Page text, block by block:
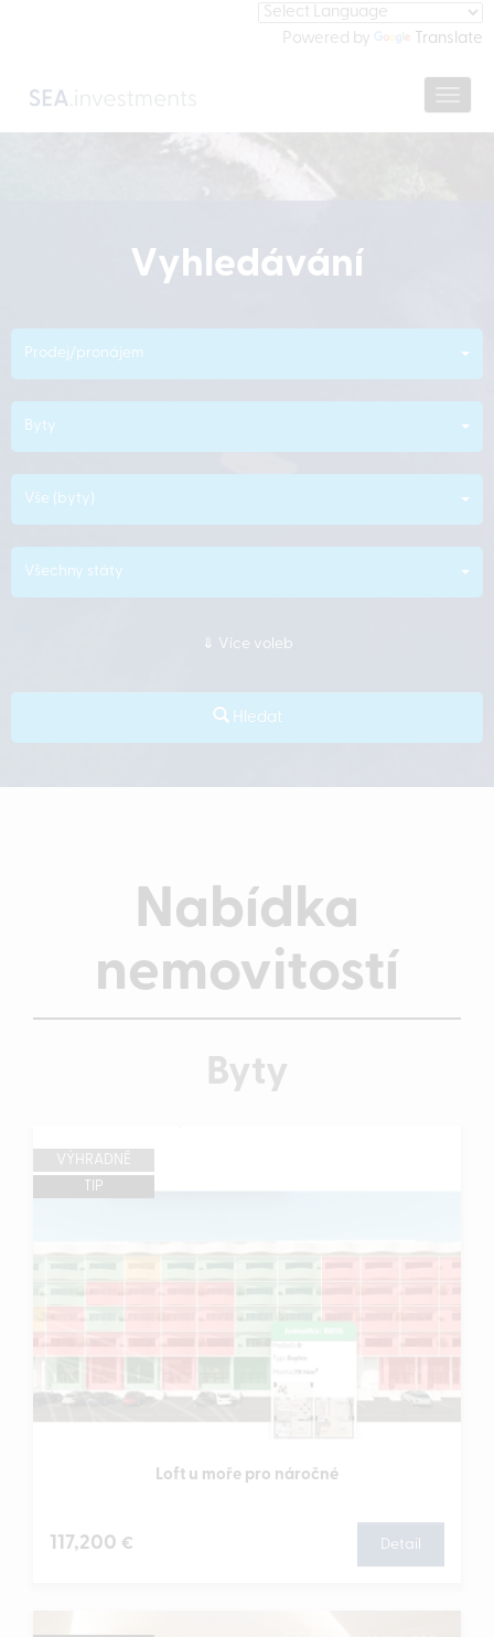
Powered by Translate
Vyhledávání
Prodej/pronájem
Byty
Vše (byty)
Všechny státy
Více voleb
Hledat
Nabídka
nemovitostí
Byty
VÝHRADNĚ
TIP
Loft u moře pro náročné
117,200 € Detail